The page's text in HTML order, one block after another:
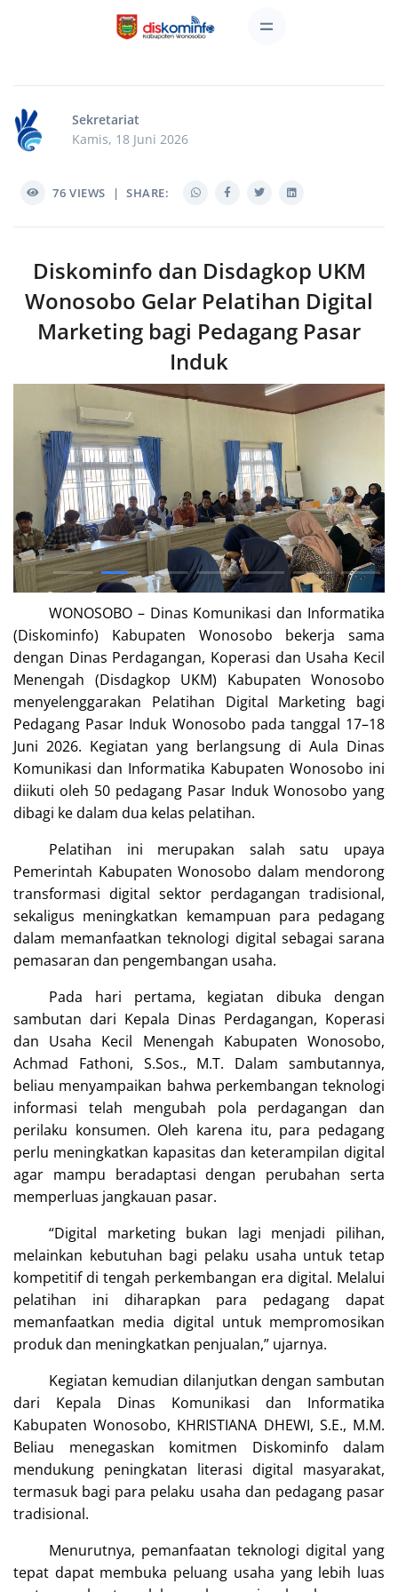
Sekretariat
Kamis, 18 Juni 2026
76 VIEWS | SHARE:
Diskominfo dan Disdagkop UKM
Wonosobo Gelar Pelatihan Digital
Marketing bagi Pedagang Pasar
Induk
WONOSOBO – Dinas Komunikasi dan Informatika
(Diskominfo) Kabupaten Wonosobo bekerja sama
dengan Dinas Perdagangan, Koperasi dan Usaha Kecil
Menengah (Disdagkop UKM) Kabupaten Wonosobo
menyelenggarakan Pelatihan Digital Marketing bagi
Pedagang Pasar Induk Wonosobo pada tanggal 17–18
Juni 2026. Kegiatan yang berlangsung di Aula Dinas
Komunikasi dan Informatika Kabupaten Wonosobo ini
diikuti oleh 50 pedagang Pasar Induk Wonosobo yang
dibagi ke dalam dua kelas pelatihan.
Pelatihan ini merupakan salah satu upaya
Pemerintah Kabupaten Wonosobo dalam mendorong
transformasi digital sektor perdagangan tradisional,
sekaligus meningkatkan kemampuan para pedagang
dalam memanfaatkan teknologi digital sebagai sarana
pemasaran dan pengembangan usaha.
Pada hari pertama, kegiatan dibuka dengan
sambutan dari Kepala Dinas Perdagangan, Koperasi
dan Usaha Kecil Menengah Kabupaten Wonosobo,
Achmad Fathoni, S.Sos., M.T. Dalam sambutannya,
beliau menyampaikan bahwa perkembangan teknologi
informasi telah mengubah pola perdagangan dan
perilaku konsumen. Oleh karena itu, para pedagang
perlu meningkatkan kapasitas dan keterampilan digital
agar mampu beradaptasi dengan perubahan serta
memperluas jangkauan pasar.
“Digital marketing bukan lagi menjadi pilihan,
melainkan kebutuhan bagi pelaku usaha untuk tetap
kompetitif di tengah perkembangan era digital. Melalui
pelatihan ini diharapkan para pedagang dapat
memanfaatkan media digital untuk mempromosikan
produk dan meningkatkan penjualan,” ujarnya.
Kegiatan kemudian dilanjutkan dengan sambutan
dari Kepala Dinas Komunikasi dan Informatika
Kabupaten Wonosobo, KHRISTIANA DHEWI, S.E., M.M.
Beliau menegaskan komitmen Diskominfo dalam
mendukung peningkatan literasi digital masyarakat,
termasuk bagi para pelaku usaha dan pedagang pasar
tradisional.
Menurutnya, pemanfaatan teknologi digital yang
tepat dapat membuka peluang usaha yang lebih luas